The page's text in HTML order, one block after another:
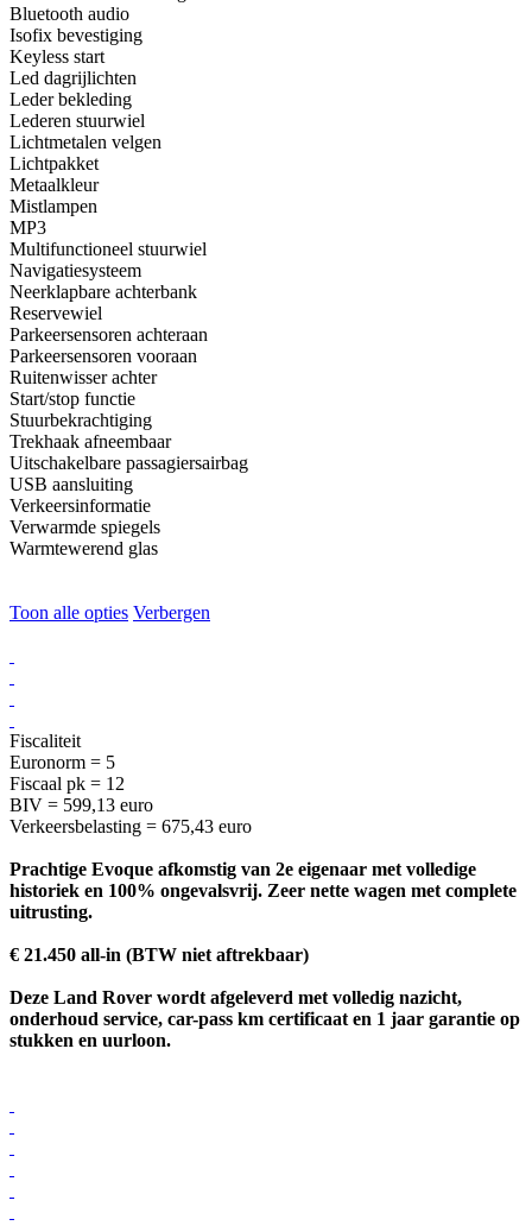
Bluetooth audio
Isofix bevestiging
Keyless start
Led dagrijlichten
Leder bekleding
Lederen stuurwiel
Lichtmetalen velgen
Lichtpakket
Metaalkleur
Mistlampen
MP3
Multifunctioneel stuurwiel
Navigatiesysteem
Neerklapbare achterbank
Reservewiel
Parkeersensoren achteraan
Parkeersensoren vooraan
Ruitenwisser achter
Start/stop functie
Stuurbekrachtiging
Trekhaak afneembaar
Uitschakelbare passagiersairbag
USB aansluiting
Verkeersinformatie
Verwarmde spiegels
Warmtewerend glas
Toon alle opties Verbergen
Fiscaliteit
Euronorm = 5
Fiscaal pk = 12
BIV = 599,13 euro
Verkeersbelasting = 675,43 euro
Prachtige Evoque afkomstig van 2e eigenaar met volledige
historiek en 100% ongevalsvrij. Zeer nette wagen met complete
uitrusting.
€ 21.450 all-in (BTW niet aftrekbaar)
Deze Land Rover wordt afgeleverd met volledig nazicht,
onderhoud service, car-pass km certificaat en 1 jaar garantie op
stukken en uurloon.